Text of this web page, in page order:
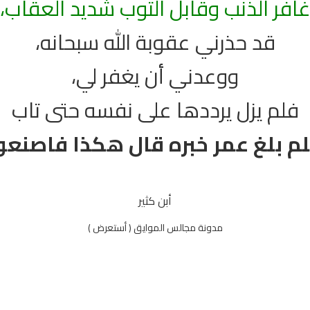
غافر الذنب وقابل التوب شديد العقاب،
قد حذرني عقوبة الله سبحانه،
ووعدني أن يغفر لي،
فلم يزل يرددها على نفسه حتى تاب
بلغ عمر خبره قال هكذا
أبن كثير
مدونة مجالس الموايق ( أستعرض )